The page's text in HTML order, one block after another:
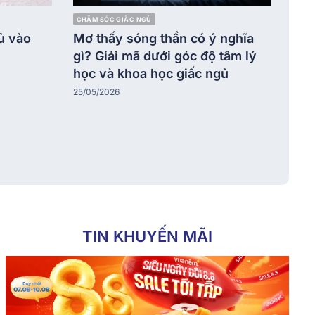
vào
CHĂM SÓC GIẤC NGỦ
Mơ thấy sóng thần có ý nghĩa
gì? Giải mã dưới góc độ tâm lý
học và khoa học giấc ngủ
25/05/2026
TIN KHUYẾN MÃI